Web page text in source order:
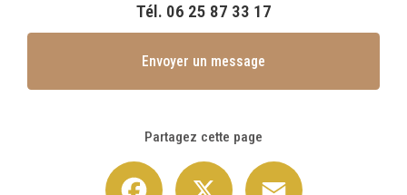
Tél. 06 25 87 33 17
Envoyer un message
Partagez cette page
Facebook